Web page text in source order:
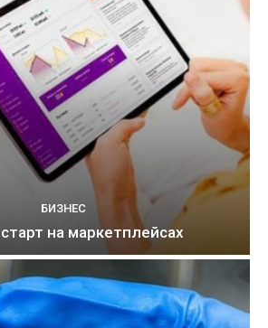
БИЗНЕС
на маркетплейсах